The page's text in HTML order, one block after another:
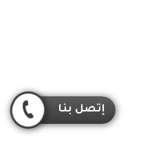
إتصل بنا